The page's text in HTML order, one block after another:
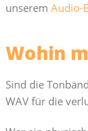
unserem Audio-
Wohin
Sind die
WAV für die